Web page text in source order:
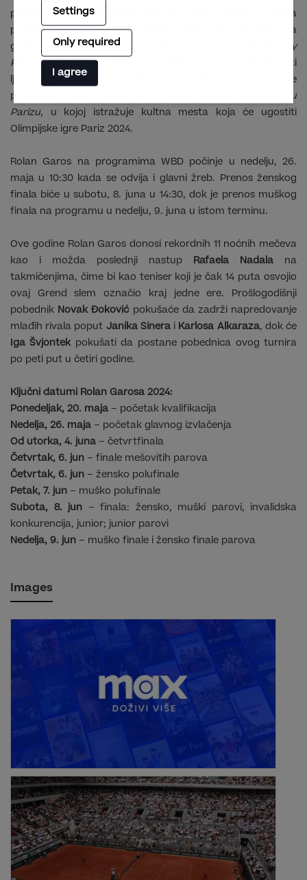
Settings
Only required
I agree
pojavljuju neki od najvećih sportista, kao i emisije u kojima
poznata imena svetskog sporta dele svoja iskustva sa
gledaocima Eurosporta poput
My
Playlist My Social Network
, definitivno će obradovati
ljubitelje teniskih takmičenja. Laura Robson će takođe
predstaviti novu, miniseriju od osam delova,
Olimpijac u
Parizu, u kojoj istražuje kultna mesta koja će ugostiti
Olimpijske igre Pariz 2024.
Rolan Garos na programima WBD počinje u nedelju, 26.
maja u 10:30 kada se odvija i glavni žreb. Prenos ženskog
finala biće u subotu, 8. juna u 14:30, dok je prenos muškog
finala na programu u nedelju, 9. juna u istom terminu.
Ove godine Rolan Garos donosi rekordnih 11 noćnih mečeva
kao i možda poslednji nastup Rafaela Nadala na
takmičenjima, čime bi kao teniser koji je čak 14 puta osvojio
ovaj Grend slem označio kraj jedne ere. Prošlogodišnji
pobednik Novak Đokovićpokušaće da zadrži napredovanje
mlađih rivala poput Janika Sinerai Karlosa Alkaraza, dok će
Iga Švjontekpokušati da postane pobednica ovog turnira
po peti put u četiri godine.
Ključni datumi Rolan Garosa 2024:
Ponedeljak, 20. maja – početak kvalifikacija
Nedelja, 26. maja – početak glavnog izvlačenja
Od utorka, 4. juna – četvrtfinala
Četvrtak, 6. jun – finale mešovitih parova
Četvrtak, 6. jun – žensko polufinale
Petak, 7. jun – muško polufinale
Subota, 8. jun – finala: žensko, muški parovi, invalidska
konkurencija, junior; junior parovi
Nedelja, 9. jun – muško finale i žensko finale parova
Images